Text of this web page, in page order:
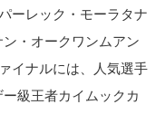
ーレック・モーラタナ
・オークワンムアン
イナルには、人気選手
級王者カイムックカ